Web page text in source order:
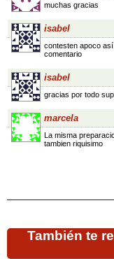
muchas gracias
isabel
contesten apoco
comentario
isabel
gracias por todo
marcela
La misma
tambien riquisimo
También te